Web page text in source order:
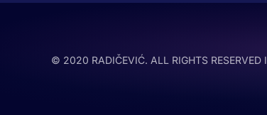
© 2020 RADIČEVIĆ. ALL RIGHTS RESERVED I